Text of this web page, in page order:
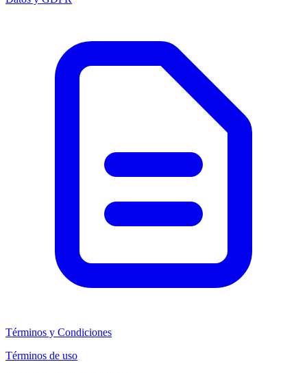
Términos y Condiciones
Términos de uso